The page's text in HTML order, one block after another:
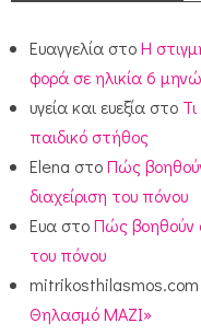
Ευαγγελία στοΗ
φορά σε ηλικία 6
υγεία και ευεξία στο
παιδικό στήθος
Elena στοΠώς
διαχείριση του πόνου
Ευα στοΠώς βοηθούν
του πόνου
mitrikosthilasmos.com
Θηλασμό ΜΑΖΙ»